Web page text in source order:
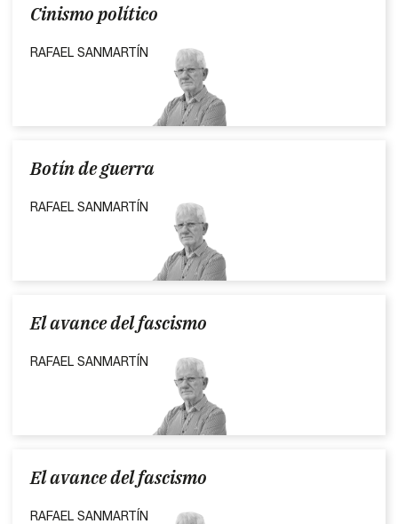
Cinismo político
RAFAEL SANMARTÍN
Botín de guerra
RAFAEL SANMARTÍN
El avance del fascismo
RAFAEL SANMARTÍN
El avance del fascismo
RAFAEL SANMARTÍN